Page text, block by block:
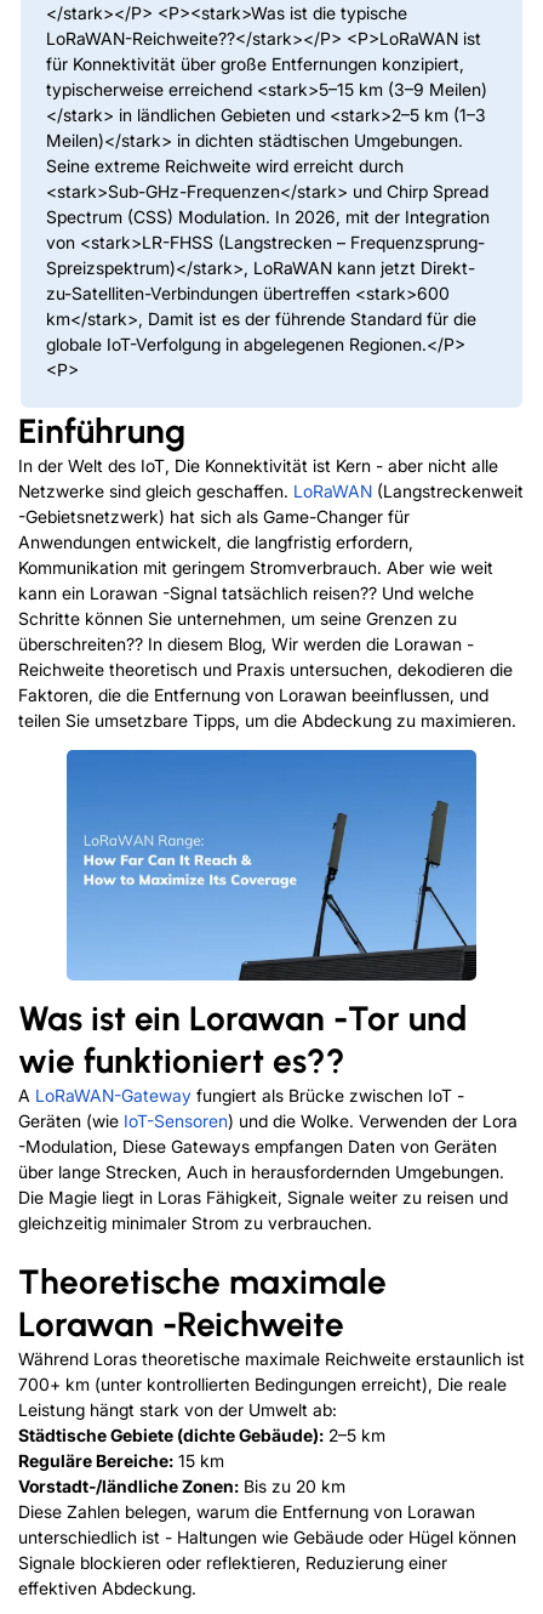
</stark></P> <P><stark>Was ist die typische
LoRaWAN-Reichweite??</stark></P> <P>LoRaWAN ist
für Konnektivität über große Entfernungen konzipiert,
typischerweise erreichend <stark>5–15 km (3–9 Meilen)
</stark> in ländlichen Gebieten und <stark>2–5 km (1–3
Meilen)</stark> in dichten städtischen Umgebungen.
Seine extreme Reichweite wird erreicht durch
<stark>Sub-GHz-Frequenzen</stark> und Chirp Spread
Spectrum (CSS) Modulation. In 2026, mit der Integration
von <stark>LR-FHSS (Langstrecken – Frequenzsprung-
Spreizspektrum)</stark>, LoRaWAN kann jetzt Direkt-
zu-Satelliten-Verbindungen übertreffen <stark>600
km</stark>, Damit ist es der führende Standard für die
globale IoT-Verfolgung in abgelegenen Regionen.</P>
<P>
Einführung
In der Welt des IoT, Die Konnektivität ist Kern - aber nicht alle
Netzwerke sind gleich geschaffen. LoRaWAN (Langstreckenweit
-Gebietsnetzwerk) hat sich als Game-Changer für
Anwendungen entwickelt, die langfristig erfordern,
Kommunikation mit geringem Stromverbrauch. Aber wie weit
kann ein Lorawan -Signal tatsächlich reisen?? Und welche
Schritte können Sie unternehmen, um seine Grenzen zu
überschreiten?? In diesem Blog, Wir werden die Lorawan -
Reichweite theoretisch und Praxis untersuchen, dekodieren die
Faktoren, die die Entfernung von Lorawan beeinflussen, und
teilen Sie umsetzbare Tipps, um die Abdeckung zu maximieren.
Was ist ein Lorawan -Tor und
wie funktioniert es??
A LoRaWAN-Gateway fungiert als Brücke zwischen IoT -
Geräten (wie IoT-Sensoren) und die Wolke. Verwenden der Lora
-Modulation, Diese Gateways empfangen Daten von Geräten
über lange Strecken, Auch in herausfordernden Umgebungen.
Die Magie liegt in Loras Fähigkeit, Signale weiter zu reisen und
gleichzeitig minimaler Strom zu verbrauchen.
Theoretische maximale
Lorawan -Reichweite
Während Loras theoretische maximale Reichweite erstaunlich ist
700+ km (unter kontrollierten Bedingungen erreicht), Die reale
Leistung hängt stark von der Umwelt ab:
Städtische Gebiete (dichte Gebäude): 2–5 km
Reguläre Bereiche: 15 km
Vorstadt-/ländliche Zonen: Bis zu 20 km
Diese Zahlen belegen, warum die Entfernung von Lorawan
unterschiedlich ist - Haltungen wie Gebäude oder Hügel können
Signale blockieren oder reflektieren, Reduzierung einer
effektiven Abdeckung.